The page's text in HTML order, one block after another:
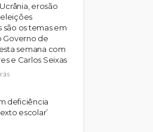
erosão
são os temas em
Governo de
semana com
e Carlos Seixas
deficiência
escolar’